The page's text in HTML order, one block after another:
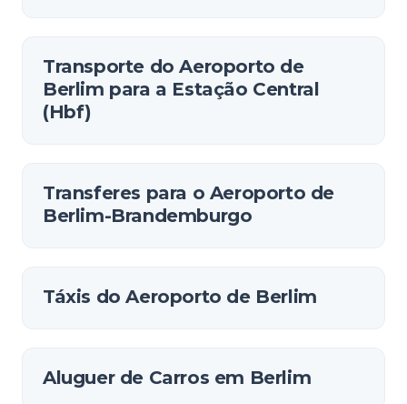
Transporte do Aeroporto de
Berlim para a Estação Central
(Hbf)
Transferes para o Aeroporto de
Berlim-Brandemburgo
Táxis do Aeroporto de Berlim
Aluguer de Carros em Berlim